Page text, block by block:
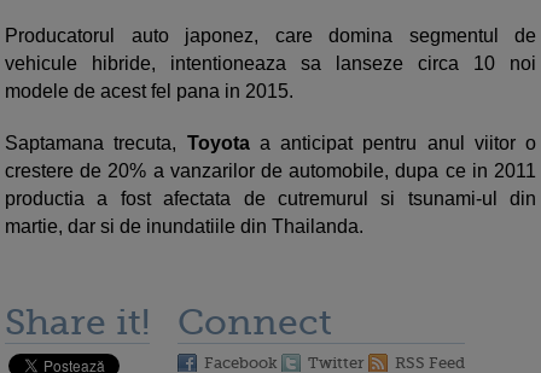
Producatorul auto japonez, care domina segmentul de
vehicule hibride, intentioneaza sa lanseze circa 10 noi
modele de acest fel pana in 2015.
Saptamana trecuta, Toyotaa anticipat pentru anul viitor o
crestere de 20% a vanzarilor de automobile, dupa ce in 2011
productia a fost afectata de cutremurul si tsunami-ul din
martie, dar si de inundatiile din Thailanda.
Share it! Connect
Facebook Twitter RSS Feed